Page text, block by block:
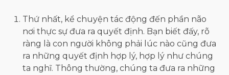
Thứ nhất, kể chuyện tác động đến phần não
nơi thực sự đưa ra quyết định. Bạn biết đấy, rõ
ràng là con người không phải lúc nào cũng đưa
ra những quyết định hợp lý, hợp lý như chúng
ta nghĩ. Thông thường, chúng ta đưa ra những